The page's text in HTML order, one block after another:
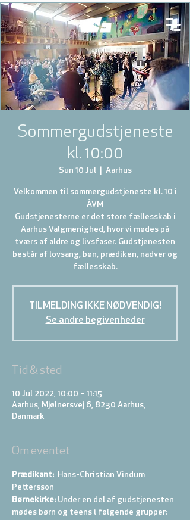
Sommergudstjeneste
kl. 10:00
Sun 10 Jul Aarhus
Velkommen til sommergudstjeneste kl. 10 i
ÅVM
Gudstjenesterne er det store fællesskab i
Aarhus Valgmenighed, hvor vi mødes på
tværs af aldre og livsfaser. Gudstjenesten
består af lovsang, bøn, prædiken, nadver og
fællesskab.
TILMELDING IKKE NØDVENDIG!
Se andre begivenheder
Tid & sted
10 Jul 2022, 10:00 – 11:15
Aarhus, Mjølnersvej 6, 8230 Aarhus,
Danmark
Om eventet
Prædikant: Hans-Christian Vindum
Pettersson
Børnekirke: Under en del af gudstjenesten
mødes børn og teens i følgende grupper: